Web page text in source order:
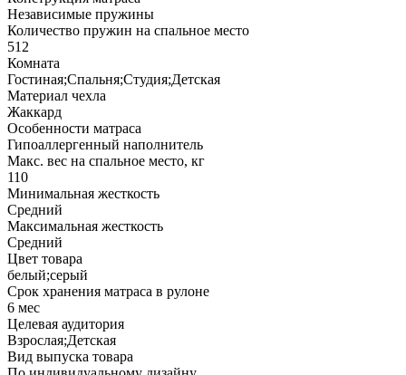
Независимые пружины
Количество пружин на спальное место
512
Комната
Гостиная;Спальня;Студия;Детская
Материал чехла
Жаккард
Особенности матраса
Гипоаллергенный наполнитель
Макс. вес на спальное место, кг
110
Минимальная жесткость
Средний
Максимальная жесткость
Средний
Цвет товара
белый;серый
Срок хранения матраса в рулоне
6 мес
Целевая аудитория
Взрослая;Детская
Вид выпуска товара